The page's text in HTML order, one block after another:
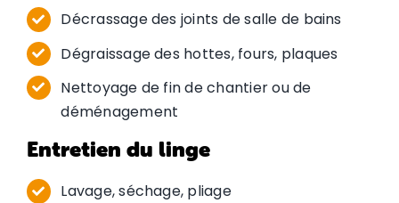
Décrassage des joints de salle de bains
Dégraissage des hottes, fours, plaques
Nettoyage de fin de chantier ou de
déménagement
Entretien du linge
Lavage, séchage, pliage